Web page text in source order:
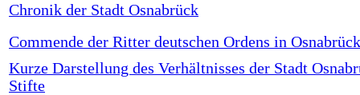
Chronik der Stadt Osnabrück
Commende der Ritter deutschen Ordens in Osnabrück
Kurze Darstellung des Verhältnisses der Stadt
Stifte